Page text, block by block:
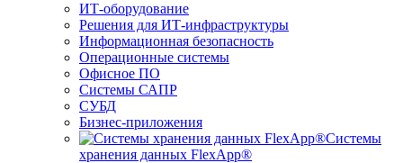
ИТ-оборудование
Решения для ИТ-инфраструктуры
Информационная безопасность
Операционные системы
Офисное ПО
Системы САПР
СУБД
Бизнес-приложения
Системы
хранения данных FlexApp®